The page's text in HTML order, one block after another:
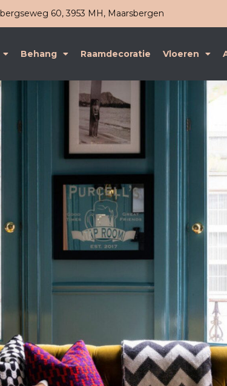
60, 3953 MH, Maarsbergen
Behang Raamdecoratie Vloeren